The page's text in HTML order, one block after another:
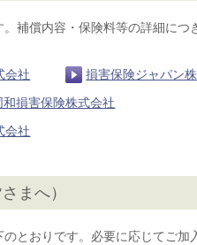
補償内容・保険料等の詳細につ
会社
損害保険ジャパン
損害保険株式会社
会社
まへ）
とおりです。必要に応じてご加